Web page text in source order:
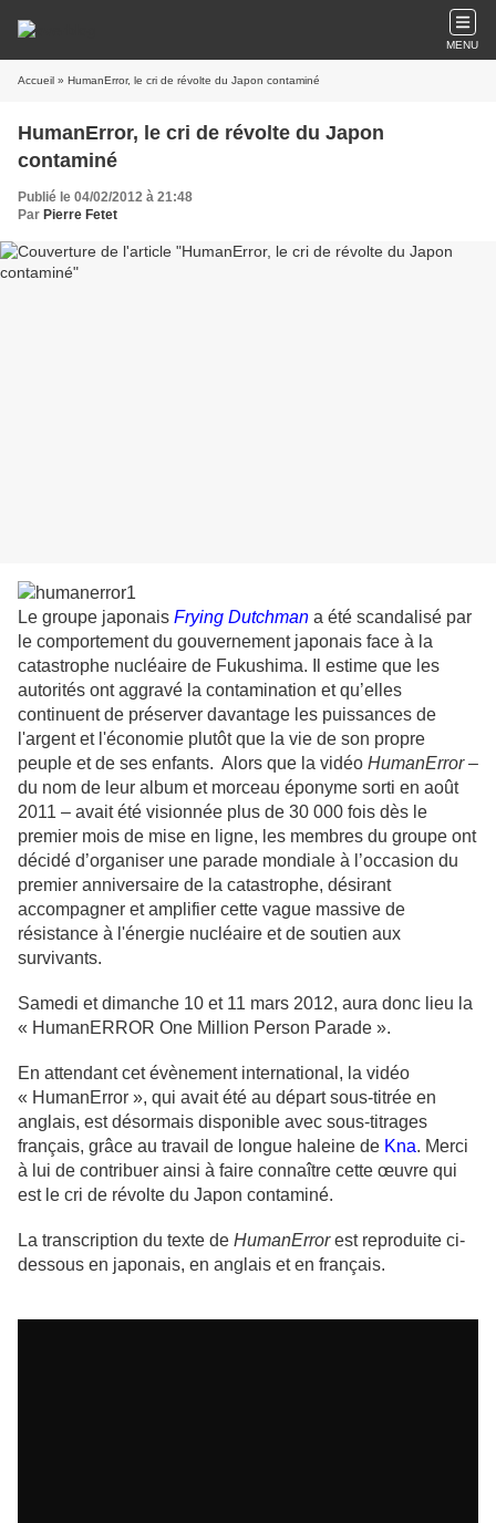
MENU
Accueil » HumanError, le cri de révolte du Japon contaminé
HumanError, le cri de révolte du Japon
contaminé
Publié le 04/02/2012 à 21:48
Par Pierre Fetet
Le groupe japonais Frying Dutchman a été scandalisé par
le comportement du gouvernement japonais face à la
catastrophe nucléaire de Fukushima. Il estime que les
autorités ont aggravé la contamination et qu’elles
continuent de préserver davantage les puissances de
l'argent et l'économie plutôt que la vie de son propre
peuple et de ses enfants. Alors que la vidéo HumanError‒
du nom de leur album et morceau éponyme sorti en août
2011 ‒ avait été visionnée plus de 30 000 fois dès le
premier mois de mise en ligne, les membres du groupe ont
décidé d’organiser une parade mondiale à l’occasion du
premier anniversaire de la catastrophe, désirant
accompagner et amplifier cette vague massive de
résistance à l'énergie nucléaire et de soutien aux
survivants.
Samedi et dimanche 10 et 11 mars 2012, aura donc lieu la
« HumanERROR One Million Person Parade ».
En attendant cet évènement international, la vidéo
« HumanError », qui avait été au départ sous-titrée en
anglais, est désormais disponible avec sous-titrages
français, grâce au travail de longue haleine de Kna. Merci
à lui de contribuer ainsi à faire connaître cette œuvre qui
est le cri de révolte du Japon contaminé.
La transcription du texte de HumanErrorest reproduite ci-
dessous en japonais, en anglais et en français.